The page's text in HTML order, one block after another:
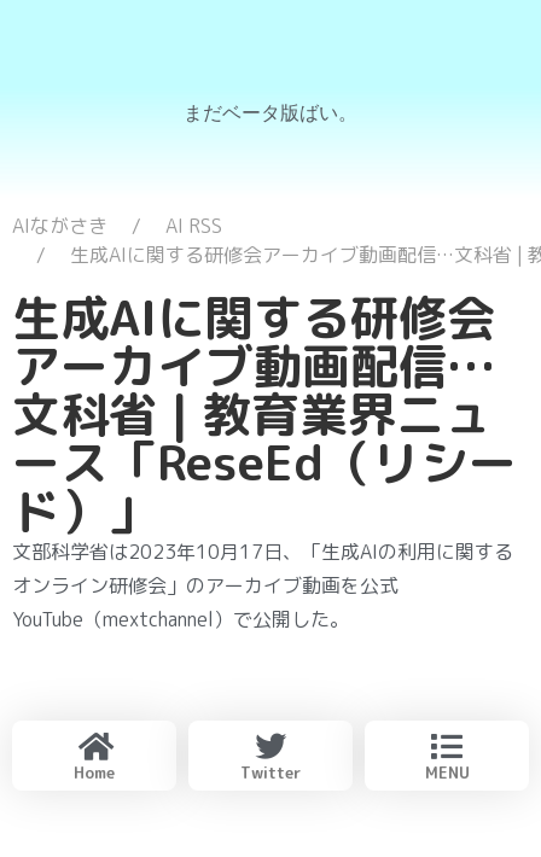
まだベータ版ばい。
AIながさき
AI RSS
生成AIに関する研修会アーカイブ動画配信…文科省 |
生成AIに関する研修会
アーカイブ動画配信…
文科省 | 教育業界ニュ
ース「ReseEd（リシー
ド）」
文部科学省は2023年10月17日、「生成AIの利用に関する
オンライン研修会」のアーカイブ動画を公式
YouTube（mextchannel）で公開した。
Home Twitter MENU